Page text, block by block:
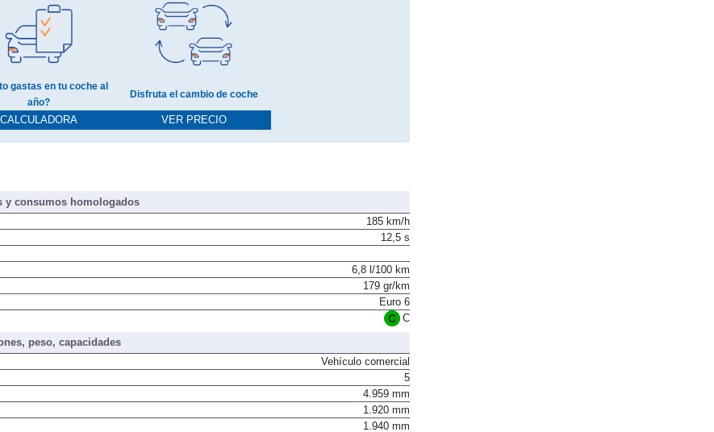
gastas en tu coche al
año?
CALCULADORA VER PRECIO
y consumos homologados
185 km/h
6,8 l/100 km
179 gr/km
Euro 6
peso, capacidades
Vehículo comercial
5
4.959 mm
1.920 mm